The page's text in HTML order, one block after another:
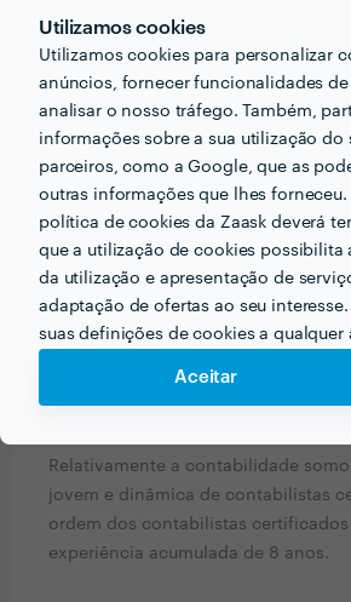
Utilizamos cookies
Utilizamos cookies para personalizar
anúncios, fornecer funcionalidades de
analisar o nosso tráfego. Também,
informações sobre a sua utilização do
parceiros, como a Google, que as
outras informações que lhes forneceu.
política de cookies da Zaask deverá
que a utilização de cookies possibilita
da utilização e apresentação de
adaptação de ofertas ao seu
suas definições de cookies a qualquer
Aceitar
Sou cliente há 1 ano e meio, durante
apoio para todas as minhas questões
social e as finanças. Foi o único
conseguiu explicar como tudo
que me preocupar mais com os
salariais ou se estava a ficar
obrigado.
PERGUNTAS E RESPOSTAS
Relativamente a contabilidade
jovem e dinâmica de contabilistas
ordem dos contabilistas certificados
experiência acumulada de 8 anos.